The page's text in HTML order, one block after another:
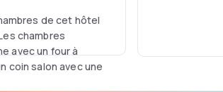
de cet hôtel
chambres
avec un four à
coin salon avec une